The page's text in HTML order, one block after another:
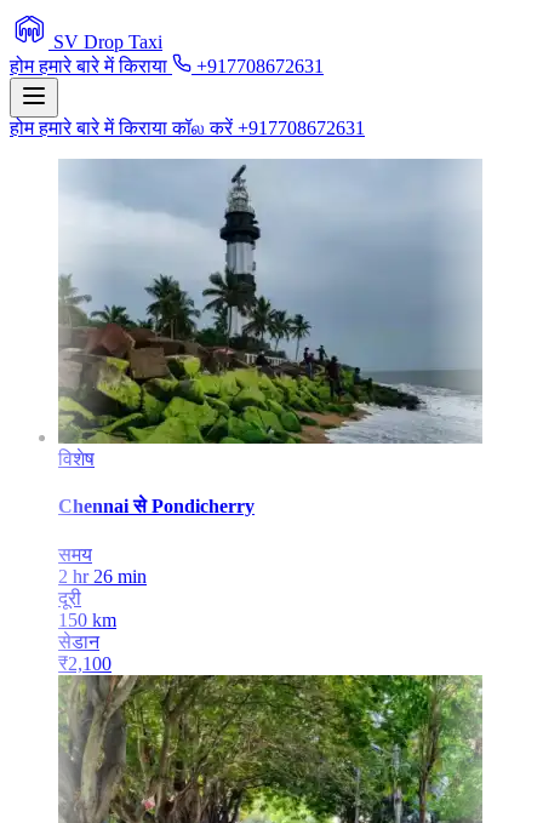
SV Drop Taxi
होमहमारे बारे मेंकिराया +917708672631
होमहमारे बारे मेंकिरायाकॉல करें +917708672631
विशेष
Chennai से Pondicherry
समय
2 hr 26 min
दूरी
150 km
सेडान
₹2,100